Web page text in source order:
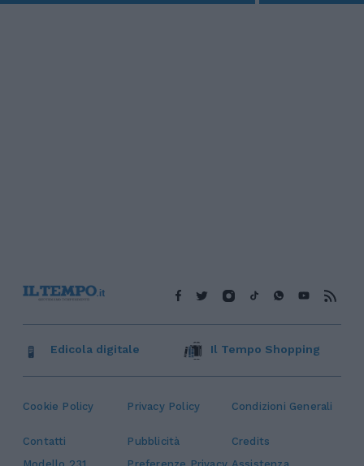
Cookie Policy Privacy Policy Condizioni Generali
Contatti Pubblicità
Credits
Edicola digitale Il Tempo Shopping